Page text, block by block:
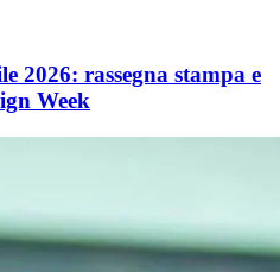
2026: rassegna stampa e
Week